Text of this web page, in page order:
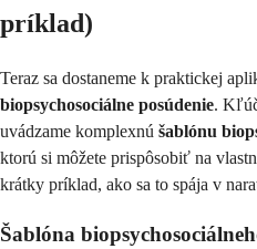
príklad)
Teraz sa dostaneme k praktickej
biopsychosociálne posúdenie.
uvádzame komplexnú šablónu
ktorú si môžete prispôsobiť na
krátky príklad, ako sa to spája v
Šablóna